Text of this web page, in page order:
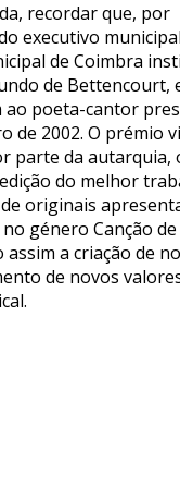
recordar que, por
executivo
de Coimbra
de Bettencourt,
ao poeta-cantor
de 2002. O prémio
parte da autarquia,
do melhor
originais
género Canção
a criação de
de novos